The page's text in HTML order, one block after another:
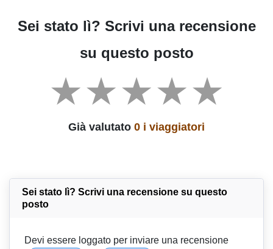
Sei stato lì? Scrivi una recensione
su questo posto
Già valutato 0 i viaggiatori
Sei stato lì? Scrivi una recensione su questo
posto
Devi essere loggato per inviare una recensione